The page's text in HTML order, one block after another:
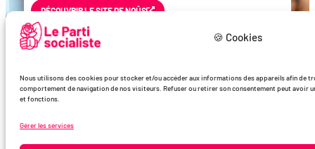
🍪 Cookies
Nous utilisons des cookies pour stocker et/ou accéder aux informations des appareils afin de
comportement de navigation de nos visiteurs. Refuser ou retirer son consentement peut avoir
et fonctions.
Gérer les services
DÉCOU­VRIR LE SITE DE NOÛS